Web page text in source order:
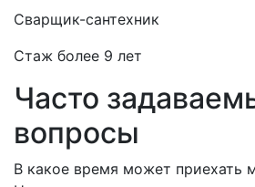
Сварщик-сантехник
Стаж более 9 лет
Часто
вопросы
В какое время может приехать